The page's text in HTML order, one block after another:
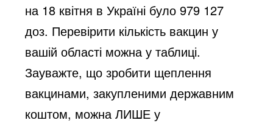
на 18 квітня в Україні було 979 127
доз. Перевірити кількість вакцин у
вашій області можна утаблиці.
Зауважте, що зробити щеплення
вакцинами, закупленими державним
коштом, можна ЛИШЕ у